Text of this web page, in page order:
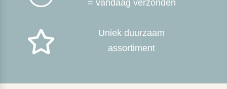
= vandaag verzonden

Uniek duurzaam
assortiment